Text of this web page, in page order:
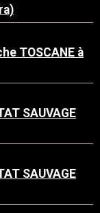
TOSCANE à
SAUVAGE
SAUVAGE